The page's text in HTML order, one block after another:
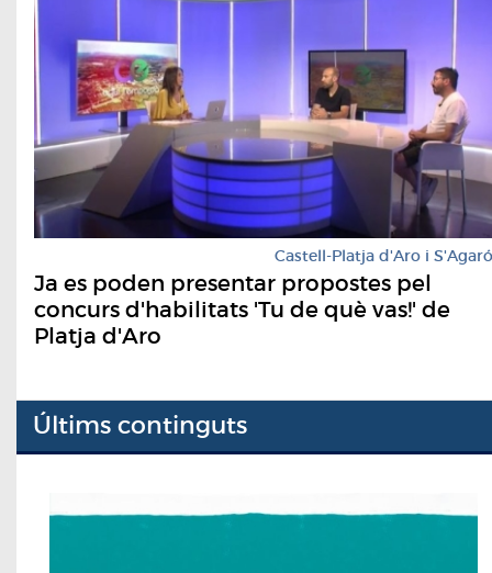
Castell-Platja d'Aro i S'Agaró
Ja es poden presentar propostes pel
concurs d'habilitats 'Tu de què vas!' de
Platja d'Aro
Últims continguts